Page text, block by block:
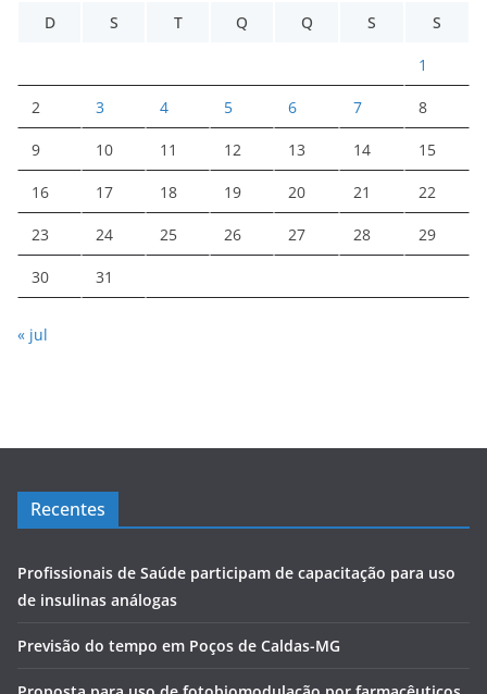
D
S T Q Q S S
1
2 3 4 5 6 7 8
9 10 11 12 13 14 15
16 17 18 19 20 21 22
23 24 25 26 27 28 29
30 31
« jul
Recentes
Profissionais de Saúde participam de capacitação para uso
de insulinas análogas
Previsão do tempo em Poços de Caldas-MG